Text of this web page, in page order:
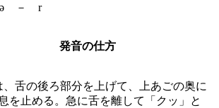
－ r
発音の仕方
、舌の後ろ部分を上げて、上あごの奥に
を止める。急に舌を離して「クッ」と